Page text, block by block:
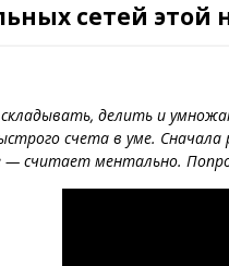
сетей этой
складывать, делить и
счета в уме.
— считает ментально.